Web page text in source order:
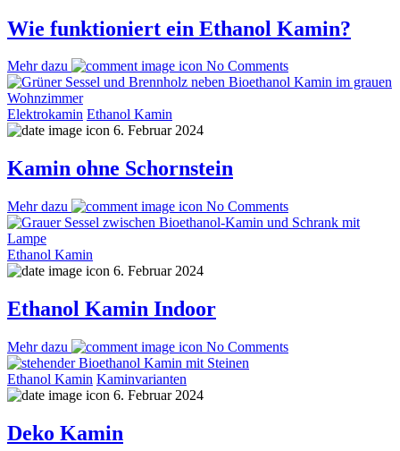
Wie funktioniert ein Ethanol Kamin?
Mehr dazu No Comments
Elektrokamin Ethanol Kamin
6. Februar 2024
Kamin ohne Schornstein
Mehr dazu No Comments
Ethanol Kamin
6. Februar 2024
Ethanol Kamin Indoor
Mehr dazu No Comments
Ethanol Kamin Kaminvarianten
6. Februar 2024
Deko Kamin